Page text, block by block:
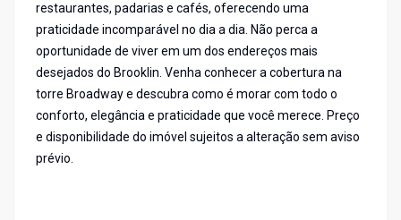
restaurantes, padarias e cafés, oferecendo uma
praticidade incomparável no dia a dia. Não perca a
oportunidade de viver em um dos endereços mais
desejados do Brooklin. Venha conhecer a cobertura na
torre Broadway e descubra como é morar com todo o
conforto, elegância e praticidade que você merece. Preço
e disponibilidade do imóvel sujeitos a alteração sem aviso
prévio.